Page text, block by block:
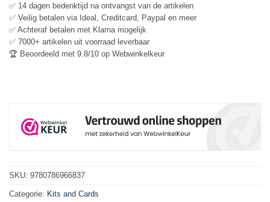
✅ 14 dagen bedenktijd na ontvangst van de artikelen
✅ Veilig betalen via Ideal, Creditcard, Paypal en meer
✅ Achteraf betalen met Klarna mogelijk
✅ 7000+ artikelen uit voorraad leverbaar
🏆 Beoordeeld met 9.8/10 op Webwinkelkeur
SKU: 9780786966837
Categorie: Kits and Cards